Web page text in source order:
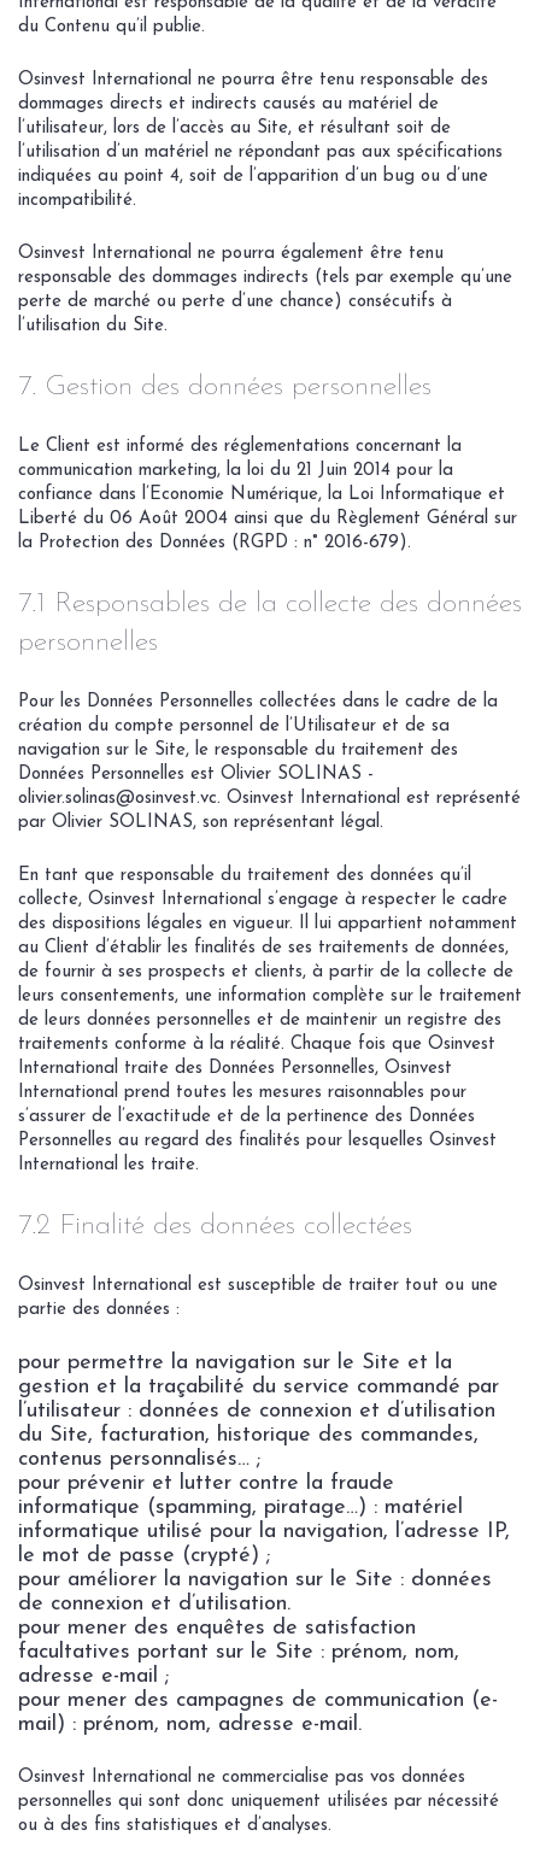
du Contenu qu’il publie.
Osinvest International ne pourra être tenu responsable des
dommages directs et indirects causés au matériel de
l’utilisateur, lors de l’accès au Site, et résultant soit de
l’utilisation d’un matériel ne répondant pas aux spécifications
indiquées au point 4, soit de l’apparition d’un bug ou d’une
incompatibilité.
Osinvest International ne pourra également être tenu
responsable des dommages indirects (tels par exemple qu’une
perte de marché ou perte d’une chance) consécutifs à
l’utilisation du Site.
7. Gestion des données personnelles
Le Client est informé des réglementations concernant la
communication marketing, la loi du 21 Juin 2014 pour la
confiance dans l’Economie Numérique, la Loi Informatique et
Liberté du 06 Août 2004 ainsi que du Règlement Général sur
la Protection des Données (RGPD : n° 2016-679).
7.1 Responsables de la collecte des données
personnelles
Pour les Données Personnelles collectées dans le cadre de la
création du compte personnel de l’Utilisateur et de sa
navigation sur le Site, le responsable du traitement des
Données Personnelles est Olivier SOLINAS -
olivier.solinas@osinvest.vc. Osinvest International est représenté
par Olivier SOLINAS, son représentant légal.
En tant que responsable du traitement des données qu’il
collecte, Osinvest International s’engage à respecter le cadre
des dispositions légales en vigueur. Il lui appartient notamment
au Client d’établir les finalités de ses traitements de données,
de fournir à ses prospects et clients, à partir de la collecte de
leurs consentements, une information complète sur le traitement
de leurs données personnelles et de maintenir un registre des
traitements conforme à la réalité. Chaque fois que Osinvest
International traite des Données Personnelles, Osinvest
International prend toutes les mesures raisonnables pour
s’assurer de l’exactitude et de la pertinence des Données
Personnelles au regard des finalités pour lesquelles Osinvest
International les traite.
7.2 Finalité des données collectées
Osinvest International est susceptible de traiter tout ou une
partie des données :
pour permettre la navigation sur le Site et la
gestion et la traçabilité du service commandé par
l’utilisateur : données de connexion et d’utilisation
du Site, facturation, historique des commandes,
contenus personnalisés… ;
pour prévenir et lutter contre la fraude
informatique (spamming, piratage…) : matériel
informatique utilisé pour la navigation, l’adresse IP,
le mot de passe (crypté) ;
pour améliorer la navigation sur le Site : données
de connexion et d’utilisation.
pour mener des enquêtes de satisfaction
facultatives portant sur le Site : prénom, nom,
adresse e-mail ;
pour mener des campagnes de communication (e-
mail) : prénom, nom, adresse e-mail.
Osinvest International ne commercialise pas vos données
personnelles qui sont donc uniquement utilisées par nécessité
ou à des fins statistiques et d’analyses.